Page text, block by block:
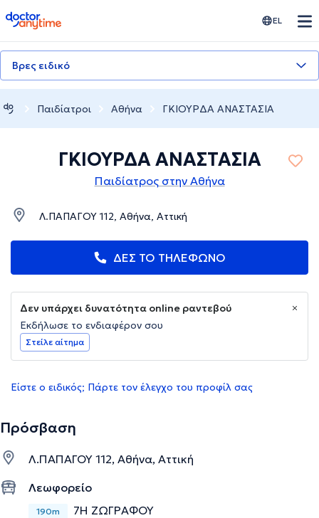
doctoranytime EL
Βρες ειδικό
Παιδίατροι Αθήνα ΓΚΙΟΥΡΔΑ ΑΝΑΣΤΑΣΙΑ
ΓΚΙΟΥΡΔΑ ΑΝΑΣΤΑΣΙΑ
Παιδίατρος στην Αθήνα
Λ.ΠΑΠΑΓΟΥ 112, Αθήνα, Αττική
ΔΕΣ ΤΟ ΤΗΛΕΦΩΝΟ
Δεν υπάρχει δυνατότητα online ραντεβού
Εκδήλωσε το ενδιαφέρον σου
Στείλε αίτημα
Είστε ο ειδικός; Πάρτε τον έλεγχο του προφίλ σας
Πρόσβαση
Λ.ΠΑΠΑΓΟΥ 112, Αθήνα, Αττική
Λεωφορείο
190m 7Η ΖΩΓΡΑΦΟΥ